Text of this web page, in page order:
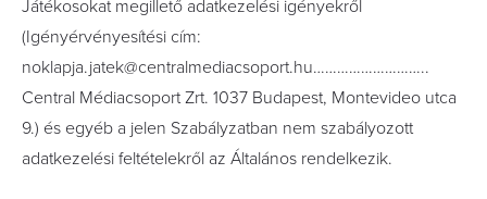
Játékosokat megillető adatkezelési igényekről
(Igényérvényesítési cím:
noklapja.jatek@centralmediacsoport.hu………………………..
Central Médiacsoport Zrt. 1037 Budapest, Montevideo utca
9.) és egyéb a jelen Szabályzatban nem szabályozott
adatkezelési feltételekről az Általános rendelkezik.